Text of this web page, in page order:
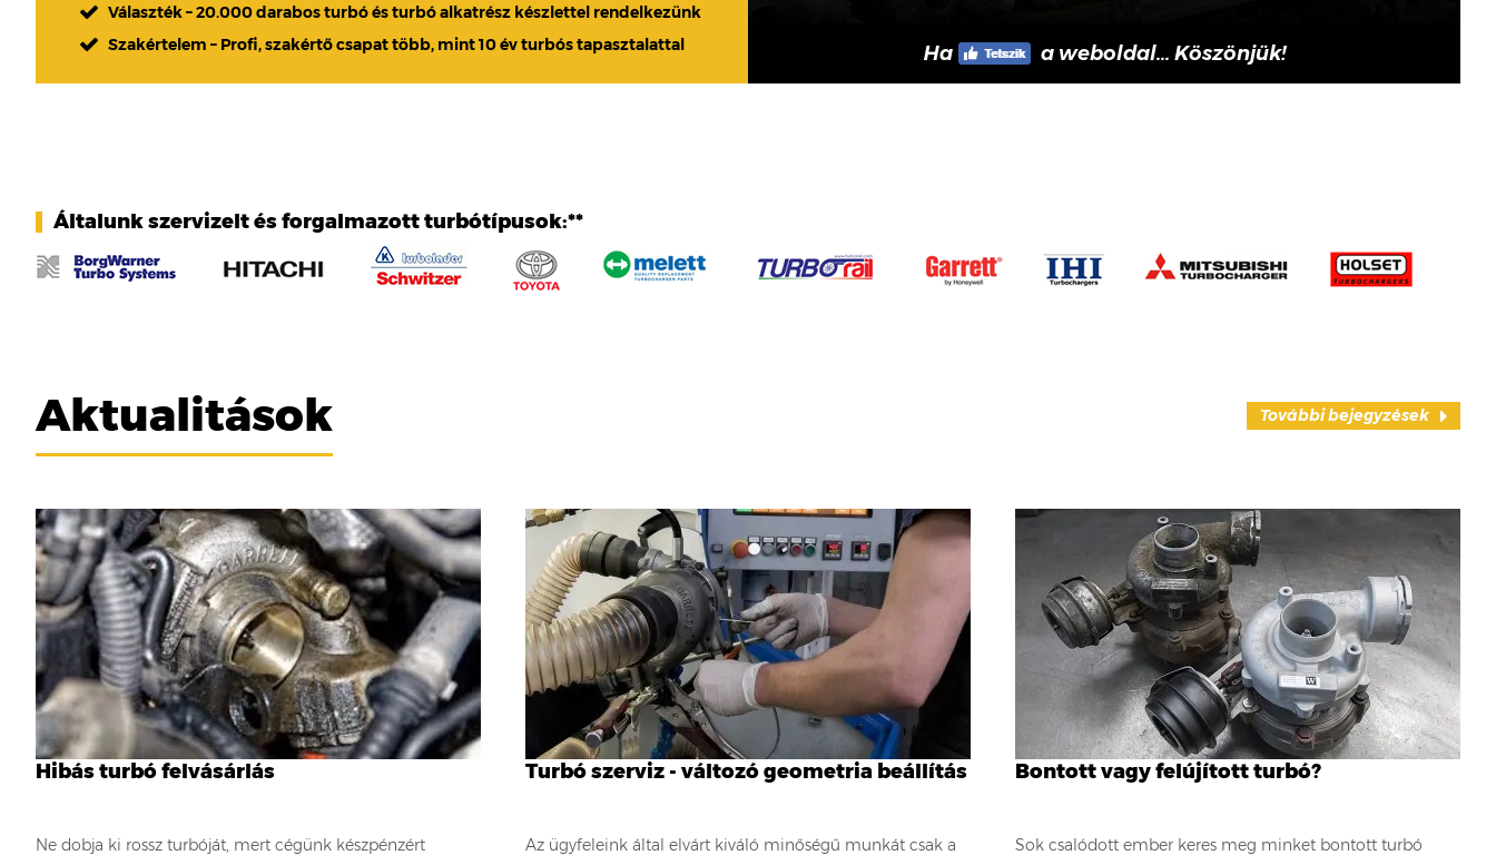
Választék – 20.000 darabos turbó és turbó alkatrész készlettel rendelkezünk
Szakértelem – Profi, szakértő csapat több, mint 10 év turbós tapasztalattal
Ha a weboldal... Köszönjük!
Általunk szervizelt és forgalmazott turbótípusok:**
Aktualitások További bejegyzések
Hibás turbó felvásárlás
Ne dobja ki rossz turbóját, mert cégünk készpénzért
Turbó szerviz - változó geometria beállítás
Az ügyfeleink által elvárt kiváló minőségű munkát csak a
Bontott vagy felújított turbó?
Sok csalódott ember keres meg minket bontott turbó